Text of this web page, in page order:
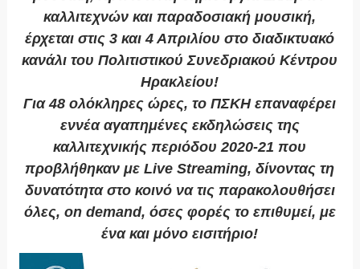
καλλιτεχνών και παραδοσιακή μουσική,
έρχεται στις 3 και 4 Απριλίου στο διαδικτυακό
κανάλι του Πολιτιστικού Συνεδριακού Κέντρου
Ηρακλείου!
Για 48 ολόκληρες ώρες, το ΠΣΚΗ επαναφέρει
εννέα αγαπημένες εκδηλώσεις της
καλλιτεχνικής περιόδου 2020-21 που
προβλήθηκαν με Live Streaming, δίνοντας τη
δυνατότητα στο κοινό να τις παρακολουθήσει
όλες, on demand, όσες φορές το επιθυμεί, με
ένα και μόνο εισιτήριο!